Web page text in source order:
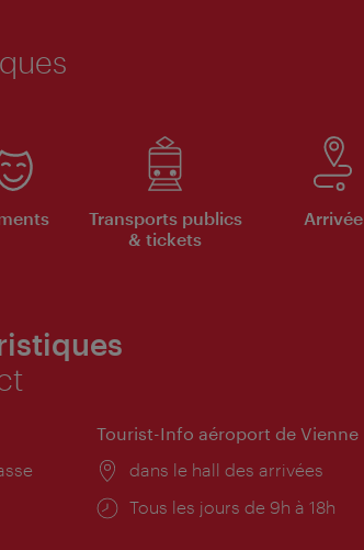
Transports publics
& tickets
Arrivée
Tourist-Info aéroport de Vienne
Lieu:
dans le hall des arrivées
Horaires
Tous les jours de 9h à 18h